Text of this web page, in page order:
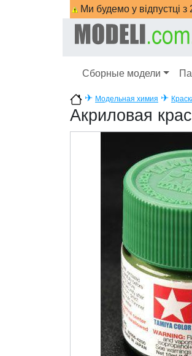
Ми будемо у відпустці
Сборные модели
✈ Модельная химия ✈
Акриловая